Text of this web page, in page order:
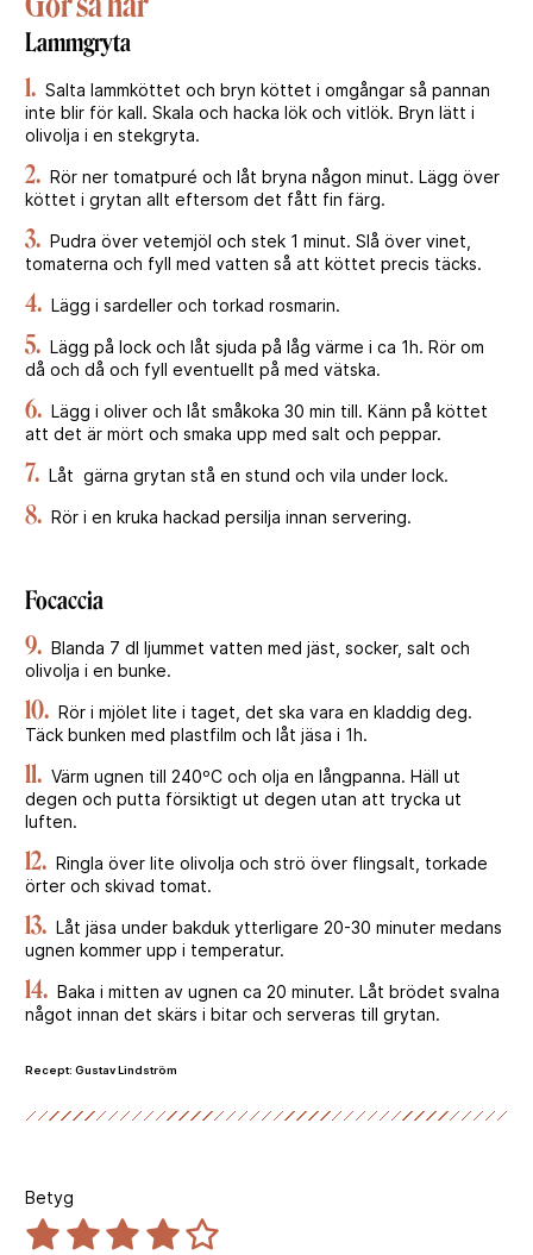
Lammgryta
1. Salta lammköttet och bryn köttet i omgångar så pannan
inte blir för kall. Skala och hacka lök och vitlök. Bryn lätt i
olivolja i en stekgryta.
2. Rör ner tomatpuré och låt bryna någon minut. Lägg över
köttet i grytan allt eftersom det fått fin färg.
3. Pudra över vetemjöl och stek 1 minut. Slå över vinet,
tomaterna och fyll med vatten så att köttet precis täcks.
4. Lägg i sardeller och torkad rosmarin.
5. Lägg på lock och låt sjuda på låg värme i ca 1h. Rör om
då och då och fyll eventuellt på med vätska.
6. Lägg i oliver och låt småkoka 30 min till. Känn på köttet
att det är mört och smaka upp med salt och peppar.
7. Låt gärna grytan stå en stund och vila under lock.
8. Rör i en kruka hackad persilja innan servering.
Focaccia
9. Blanda 7 dl ljummet vatten med jäst, socker, salt och
olivolja i en bunke.
10. Rör i mjölet lite i taget, det ska vara en kladdig deg.
Täck bunken med plastfilm och låt jäsa i 1h.
11. Värm ugnen till 240ºC och olja en långpanna. Häll ut
degen och putta försiktigt ut degen utan att trycka ut
luften.
12. Ringla över lite olivolja och strö över flingsalt, torkade
örter och skivad tomat.
13. Låt jäsa under bakduk ytterligare 20-30 minuter medans
ugnen kommer upp i temperatur.
14. Baka i mitten av ugnen ca 20 minuter. Låt brödet svalna
något innan det skärs i bitar och serveras till grytan.
Recept: Gustav Lindström
Betyg